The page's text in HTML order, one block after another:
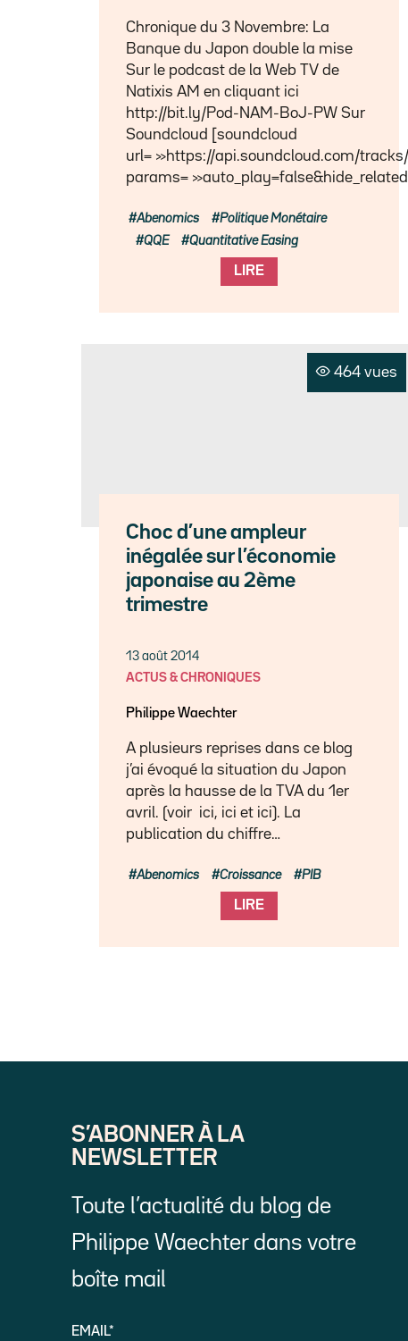
Chronique du 3 Novembre: La
Banque du Japon double la mise
Sur le podcast de la Web TV de
Natixis AM en cliquant ici
http://bit.ly/Pod-NAM-BoJ-PW Sur
Soundcloud [soundcloud
url= »https://api.soundcloud.com/tracks/
params=
LIRE
Abenomics
Politique Monétaire
QQE
Quantitative Easing
464 vues
Choc d’une ampleur
inégalée sur l’économie
japonaise au 2ème
trimestre
13 août 2014
ACTUS & CHRONIQUES
Philippe Waechter
A plusieurs reprises dans ce blog
j’ai évoqué la situation du Japon
après la hausse de la TVA du 1er
avril. (voir ici, ici et ici). La
publication du chiffre…
LIRE
Abenomics Croissance PIB
S’ABONNER À LA
NEWSLETTER
Toute l’actualité du blog de
Philippe Waechter dans votre
boîte mail
EMAIL*